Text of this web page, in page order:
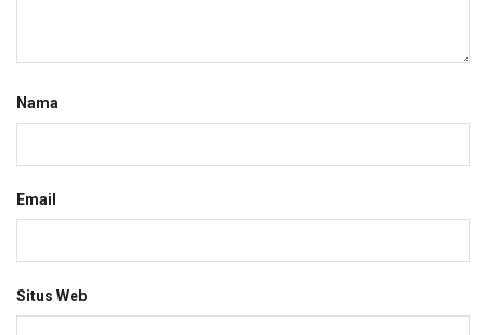
Nama
Email
Situs Web